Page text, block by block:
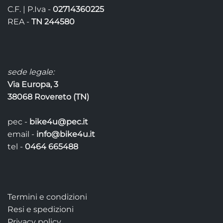
C.F. | P.Iva - 02714360225
REA - TN 244580
sede legale:
Via Europa, 3
38068 Rovereto (TN)
pec - bike4u@pec.it
email - info@bike4u.it
tel - 0464 665488
Termini e condizioni
Resi e spedizioni